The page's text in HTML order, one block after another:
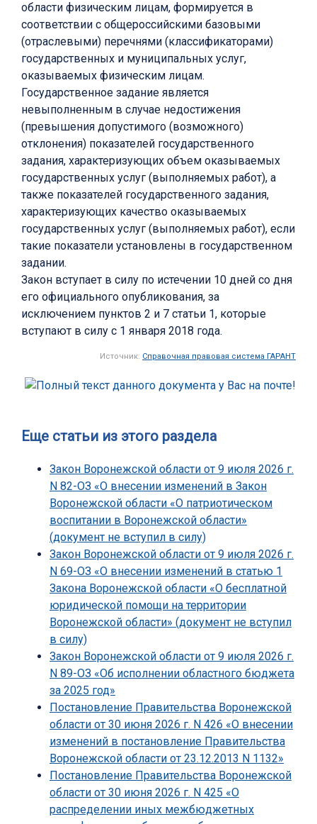
области физическим лицам, формируется в
соответствии с общероссийскими базовыми
(отраслевыми) перечнями (классификаторами)
государственных и муниципальных услуг,
оказываемых физическим лицам.
Государственное задание является
невыполненным в случае недостижения
(превышения допустимого (возможного)
отклонения) показателей государственного
задания, характеризующих объем оказываемых
государственных услуг (выполняемых работ), а
также показателей государственного задания,
характеризующих качество оказываемых
государственных услуг (выполняемых работ), если
такие показатели установлены в государственном
задании.
Закон вступает в силу по истечении 10 дней со дня
его официального опубликования, за
исключением пунктов 2 и 7 статьи 1, которые
вступают в силу с 1 января 2018 года.
Источник: Справочная правовая система ГАРАНТ
Еще статьи из этого раздела
Закон Воронежской области от 9 июля 2026 г.
N 82-ОЗ «О внесении изменений в Закон
Воронежской области «О патриотическом
воспитании в Воронежской области»
(документ не вступил в силу)
Закон Воронежской области от 9 июля 2026 г.
N 69-ОЗ «О внесении изменений в статью 1
Закона Воронежской области «О бесплатной
юридической помощи на территории
Воронежской области» (документ не вступил
в силу)
Закон Воронежской области от 9 июля 2026 г.
N 89-ОЗ «Об исполнении областного бюджета
за 2025 год»
Постановление Правительства Воронежской
области от 30 июня 2026 г. N 426 «О внесении
изменений в постановление Правительства
Воронежской области от 23.12.2013 N 1132»
Постановление Правительства Воронежской
области от 30 июня 2026 г. N 425 «О
распределении иных межбюджетных